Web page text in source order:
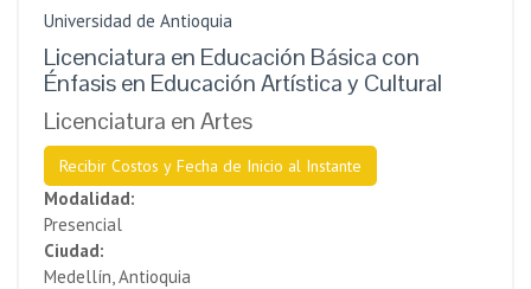
Universidad de Antioquia
Licenciatura en Educación Básica con
Énfasis en Educación Artística y Cultural
Licenciatura en Artes
Recibir Costos y Fecha de Inicio al Instante
Modalidad:
Presencial
Ciudad:
Medellín, Antioquia